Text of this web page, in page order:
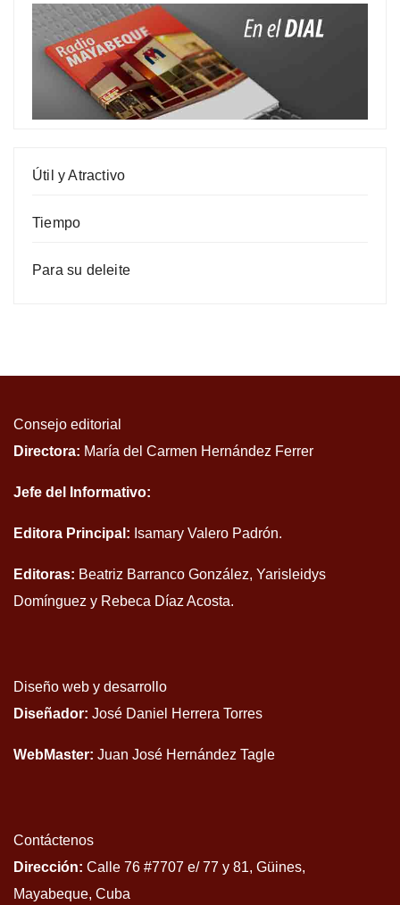
Útil y Atractivo
Tiempo
Para su deleite
Consejo editorial
Directora: María del Carmen Hernández Ferrer
Jefe del Informativo:
Editora Principal: Isamary Valero Padrón.
Editoras: Beatriz Barranco González, Yarisleidys
Domínguez y Rebeca Díaz Acosta.
Diseño web y desarrollo
Diseñador: José Daniel Herrera Torres
WebMaster: Juan José Hernández Tagle
Contáctenos
Dirección: Calle 76 #7707 e/ 77 y 81, Güines,
Mayabeque, Cuba